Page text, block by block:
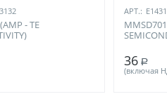
- TE
АРТ.:
36 Р
(включая